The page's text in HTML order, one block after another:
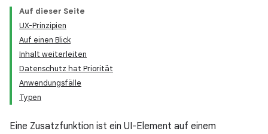
Auf dieser Seite
UX-Prinzipien
Auf einen Blick
Inhalt weiterleiten
Datenschutz hat Priorität
Anwendungsfälle
Typen
Eine Zusatzfunktion ist ein UI-Element auf einem